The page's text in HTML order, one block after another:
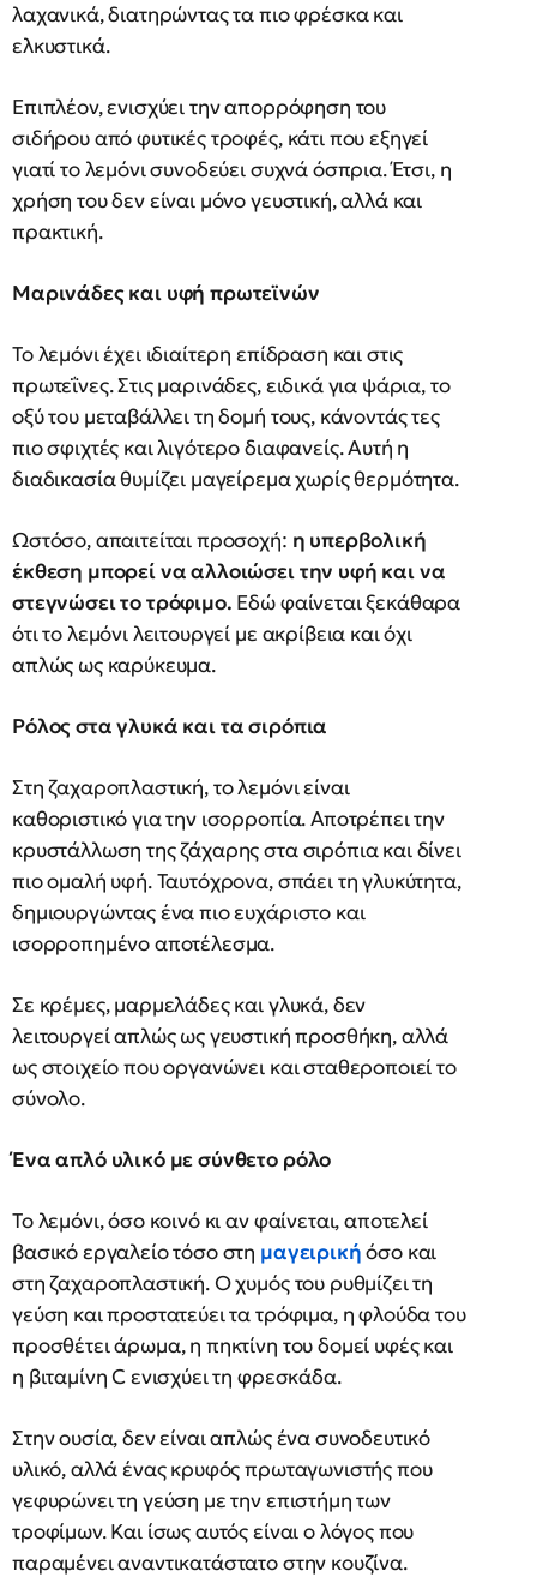
λαχανικά, διατηρώντας τα πιο φρέσκα και
ελκυστικά.
Επιπλέον, ενισχύει την απορρόφηση του
σιδήρου από φυτικές τροφές, κάτι που εξηγεί
γιατί το λεμόνι συνοδεύει συχνά όσπρια. Έτσι, η
χρήση του δεν είναι μόνο γευστική, αλλά και
πρακτική.
Μαρινάδες και υφή πρωτεϊνών
Το λεμόνι έχει ιδιαίτερη επίδραση και στις
πρωτεΐνες. Στις μαρινάδες, ειδικά για ψάρια, το
οξύ του μεταβάλλει τη δομή τους, κάνοντάς τες
πιο σφιχτές και λιγότερο διαφανείς. Αυτή η
διαδικασία θυμίζει μαγείρεμα χωρίς θερμότητα.
Ωστόσο, απαιτείται προσοχή: η υπερβολική
έκθεση μπορεί να αλλοιώσει την υφή και να
στεγνώσει το τρόφιμο. Εδώ φαίνεται ξεκάθαρα
ότι το λεμόνι λειτουργεί με ακρίβεια και όχι
απλώς ως καρύκευμα.
Ρόλος στα γλυκά και τα σιρόπια
Στη ζαχαροπλαστική, το λεμόνι είναι
καθοριστικό για την ισορροπία. Αποτρέπει την
κρυστάλλωση της ζάχαρης στα σιρόπια και δίνει
πιο ομαλή υφή. Ταυτόχρονα, σπάει τη γλυκύτητα,
δημιουργώντας ένα πιο ευχάριστο και
ισορροπημένο αποτέλεσμα.
Σε κρέμες, μαρμελάδες και γλυκά, δεν
λειτουργεί απλώς ως γευστική προσθήκη, αλλά
ως στοιχείο που οργανώνει και σταθεροποιεί το
σύνολο.
Ένα απλό υλικό με σύνθετο ρόλο
Το λεμόνι, όσο κοινό κι αν φαίνεται, αποτελεί
βασικό εργαλείο τόσο στη μαγειρικήόσο και
στη ζαχαροπλαστική. Ο χυμός του ρυθμίζει τη
γεύση και προστατεύει τα τρόφιμα, η φλούδα του
προσθέτει άρωμα, η πηκτίνη του δομεί υφές και
η βιταμίνη C ενισχύει τη φρεσκάδα.
Στην ουσία, δεν είναι απλώς ένα συνοδευτικό
υλικό, αλλά ένας κρυφός πρωταγωνιστής που
γεφυρώνει τη γεύση με την επιστήμη των
τροφίμων. Και ίσως αυτός είναι ο λόγος που
παραμένει αναντικατάστατο στην κουζίνα.